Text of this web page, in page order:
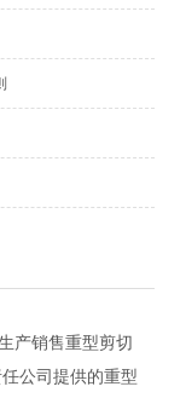
产销售重型剪切
公司提供的重型